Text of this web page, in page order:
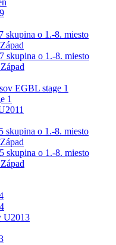
skupina o 1.-8. miesto
skupina o 1.-8. miesto
EGBL stage 1
1
skupina o 1.-8. miesto
skupina o 1.-8. miesto
U2013